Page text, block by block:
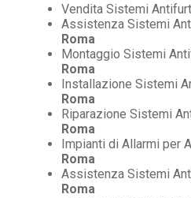
Vendita Sistemi
Assistenza Sistemi
Roma
Montaggio Sistemi
Roma
Installazione Sistemi
Roma
Riparazione Sistemi
Roma
Impianti di Allarmi per
Roma
Assistenza Sistemi
Roma